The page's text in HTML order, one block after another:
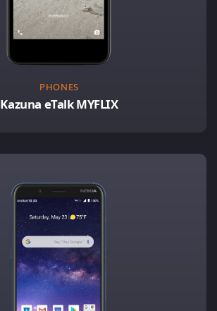
PHONES
Kazuna eTalk MYFLIX